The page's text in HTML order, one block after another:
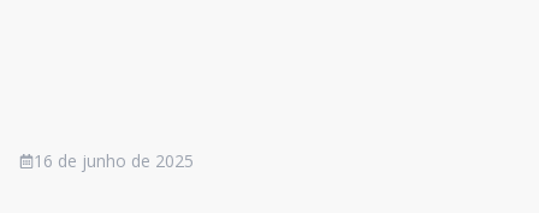
16 de junho de 2025